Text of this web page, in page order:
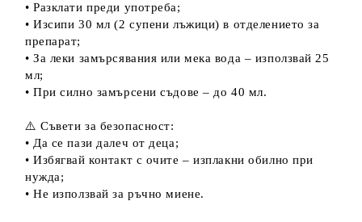
• Разклати преди употреба;
• Изсипи 30 мл (2 супени лъжици) в отделението за
препарат;
• За леки замърсявания или мека вода – използвай 25
мл;
• При силно замърсени съдове – до 40 мл.
⚠️ Съвети за безопасност:
• Да се пази далеч от деца;
• Избягвай контакт с очите – изплакни обилно при
нужда;
• Не използвай за ръчно миене.